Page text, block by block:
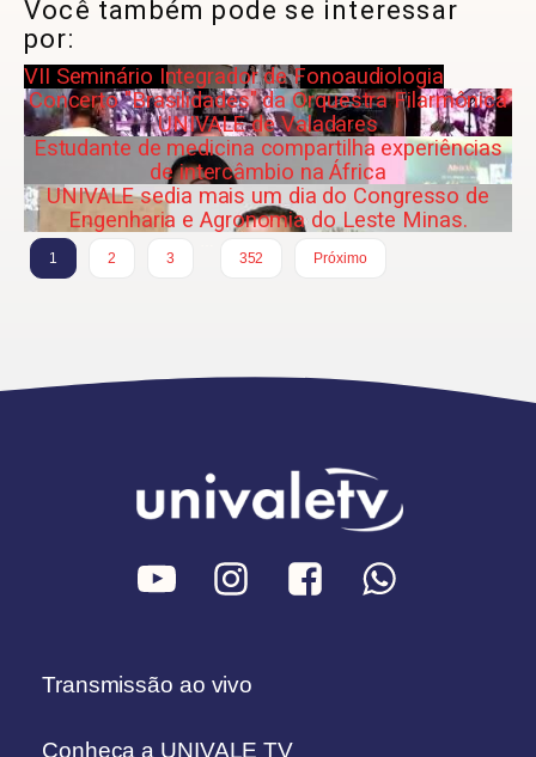
Você também pode se interessar
por:
VII Seminário Integrador de Fonoaudiologia
Concerto "Brasilidades" da Orquestra Filarmônica
UNIVALE de Valadares
Estudante de medicina compartilha experiências
de intercâmbio na África
UNIVALE sedia mais um dia do Congresso de
Engenharia e Agronomia do Leste Minas.
1 2 3
352
Próximo
Transmissão ao vivo
Conheça a UNIVALE TV